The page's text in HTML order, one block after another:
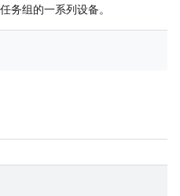
务组的一系列设备。